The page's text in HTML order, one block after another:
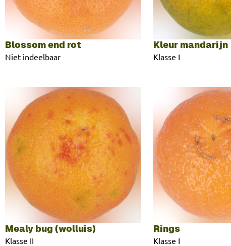
Blossom end rot
Niet indeelbaar
Kleur mandarijn
Klasse I
Mealy bug (wolluis)
Klasse II
Rings
Klasse I